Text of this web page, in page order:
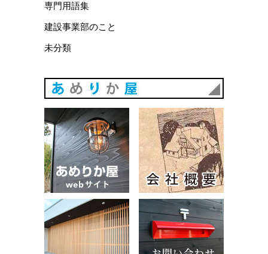
専門用語集
建設事業部のこと
未分類
あめりか屋WEBサイト